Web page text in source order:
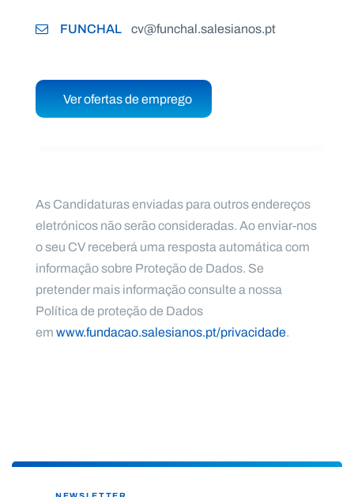
FUNCHAL cv@funchal.salesianos.pt
Ver ofertas de emprego
As Candidaturas enviadas para outros endereços
eletrónicos não serão consideradas. Ao enviar-nos
o seu CV receberá uma resposta automática com
informação sobre Proteção de Dados. Se
pretender mais informação consulte a nossa
Política de proteção de Dados
emwww.fundacao.salesianos.pt/privacidade.